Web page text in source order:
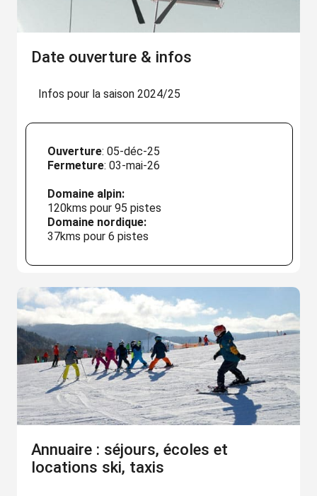
Date ouverture & infos
Infos pour la saison 2024/25
Ouverture: 05-déc-25
Fermeture: 03-mai-26
Domaine alpin:
120kms pour 95 pistes
Domaine nordique:
37kms pour 6 pistes
Annuaire : séjours, écoles et
locations ski, taxis